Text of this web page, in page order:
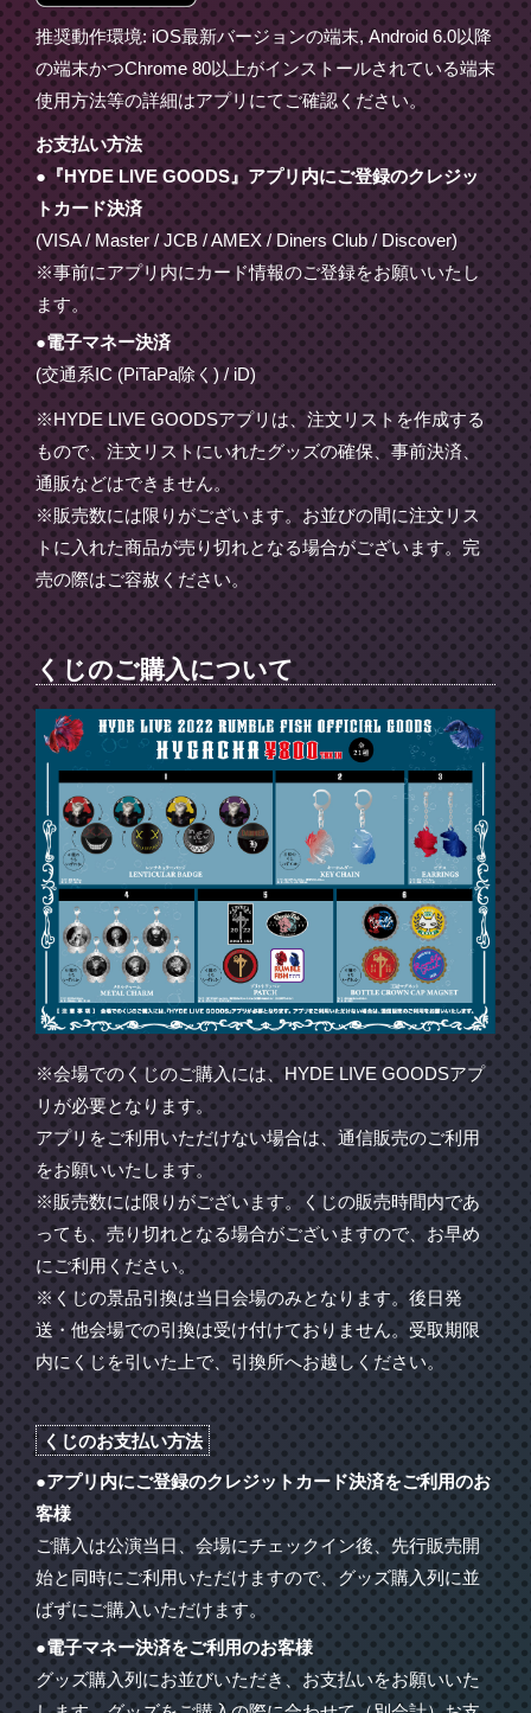
推奨動作環境: iOS最新バージョンの端末, Android 6.0以降
の端末かつChrome 80以上がインストールされている端末
使用方法等の詳細はアプリにてご確認ください。
お支払い方法
●『HYDE LIVE GOODS』アプリ内にご登録のクレジッ
トカード決済
(VISA / Master / JCB / AMEX / Diners Club / Discover)
※事前にアプリ内にカード情報のご登録をお願いいたし
ます。
●電子マネー決済
(交通系IC (PiTaPa除く) / iD)
※HYDE LIVE GOODSアプリは、注文リストを作成する
もので、注文リストにいれたグッズの確保、事前決済、
通販などはできません。
※販売数には限りがございます。お並びの間に注文リス
トに入れた商品が売り切れとなる場合がございます。完
売の際はご容赦ください。
くじのご購入について
※会場でのくじのご購入には、HYDE LIVE GOODSアプ
リが必要となります。
アプリをご利用いただけない場合は、通信販売のご利用
をお願いいたします。
※販売数には限りがございます。くじの販売時間内であ
っても、売り切れとなる場合がございますので、お早め
にご利用ください。
※くじの景品引換は当日会場のみとなります。後日発
送・他会場での引換は受け付けておりません。受取期限
内にくじを引いた上で、引換所へお越しください。
くじのお支払い方法
●アプリ内にご登録のクレジットカード決済をご利用のお
客様
ご購入は公演当日、会場にチェックイン後、先行販売開
始と同時にご利用いただけますので、グッズ購入列に並
ばずにご購入いただけます。
●電子マネー決済をご利用のお客様
グッズ購入列にお並びいただき、お支払いをお願いいた